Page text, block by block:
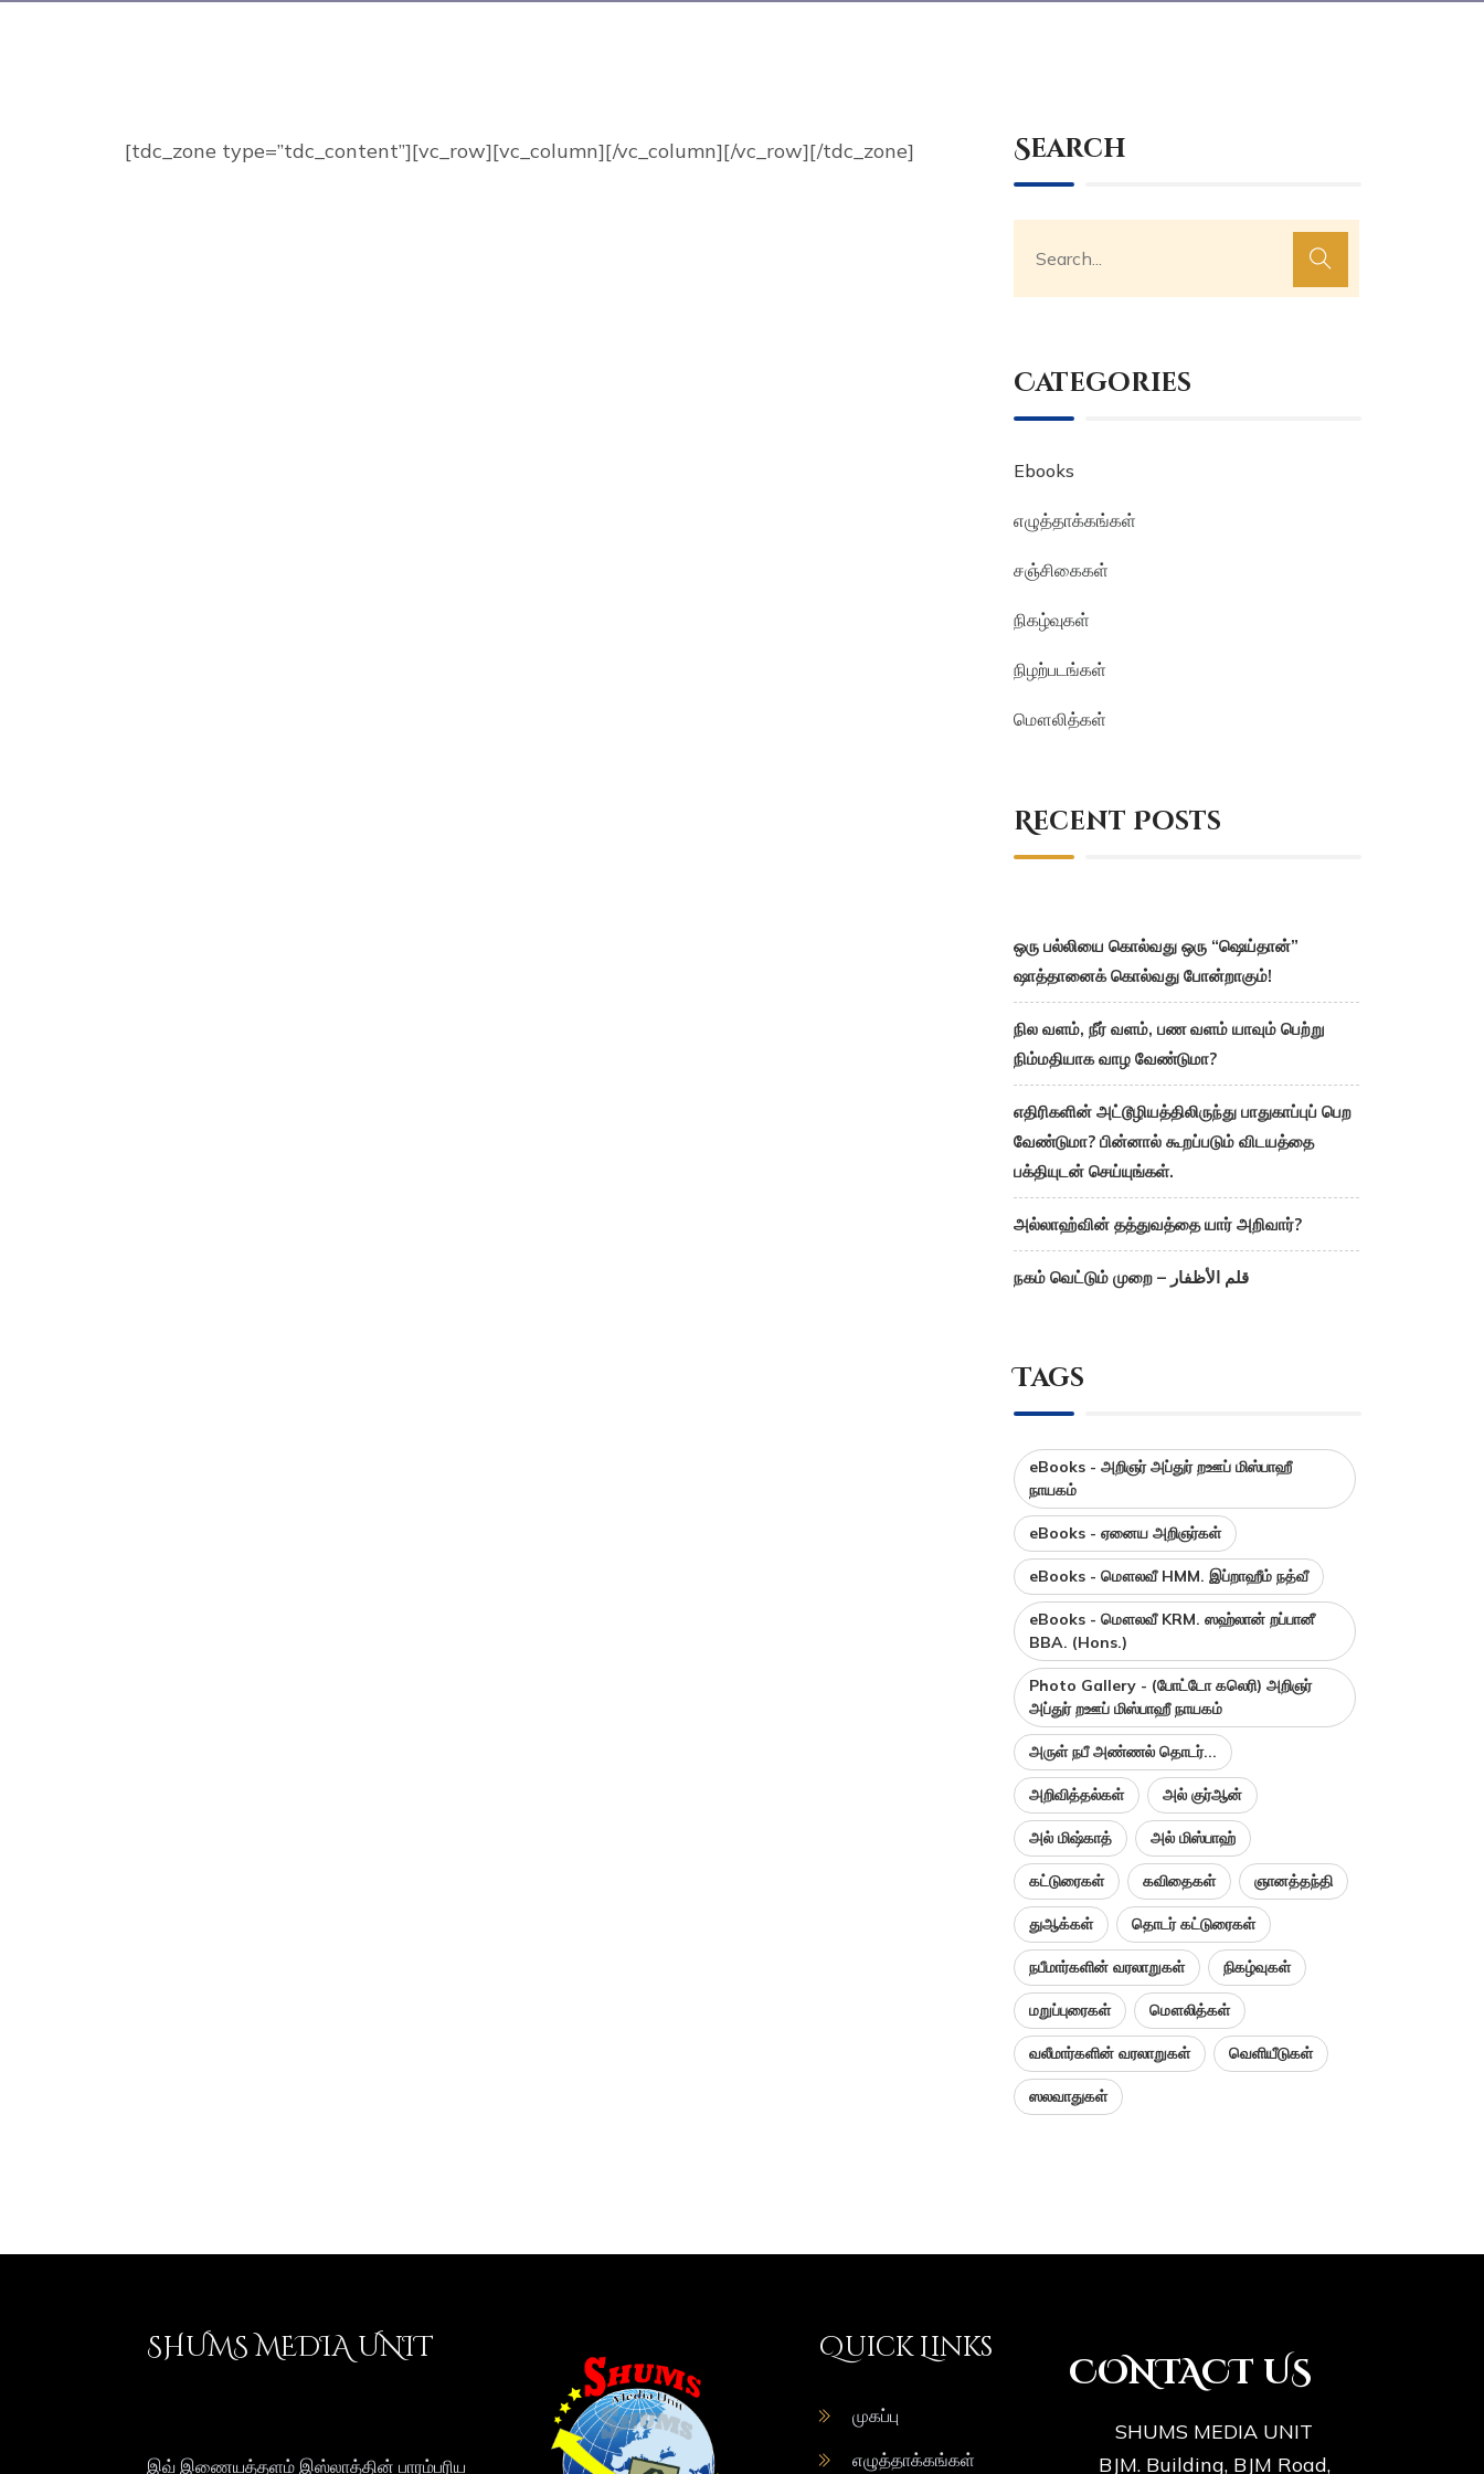
[tdc_zone type=”tdc_content”][vc_row][vc_column][/vc_column][/vc_row][/tdc_zone] Search
Categories
Ebooks
எழுத்தாக்கங்கள்
சஞ்சிகைகள்
நிகழ்வுகள்
நிழற்படங்கள்
மௌலித்கள்
Recent Posts
ஒரு பல்லியை கொல்வது ஒரு “ஷெய்தான்”
ஷாத்தானைக் கொல்வது போன்றாகும்!
நில வளம், நீர் வளம், பண வளம் யாவும் பெற்று
நிம்மதியாக வாழ வேண்டுமா?
எதிரிகளின் அட்டூழியத்திலிருந்து பாதுகாப்புப் பெற
வேண்டுமா? பின்னால் கூறப்படும் விடயத்தை
பக்தியுடன் செய்யுங்கள்.
அல்லாஹ்வின் தத்துவத்தை யார் அறிவார்?
நகம் வெட்டும் முறை – قلم الأظفار
Tags
eBooks - அறிஞர் அப்துர் றஊப் மிஸ்பாஹீ
நாயகம்
eBooks - ஏனைய அறிஞர்கள்
eBooks - மௌலவீ HMM. இப்றாஹீம் நத்வீ
eBooks - மௌலவீ KRM. ஸஹ்லான் றப்பானீ
BBA. (Hons.)
Photo Gallery - (போட்டோ கலெரி) அறிஞர்
அப்துர் றஊப் மிஸ்பாஹீ நாயகம்
அருள் நபீ அண்ணல் தொடர்...
அறிவித்தல்கள் அல் குர்ஆன்
அல் மிஷ்காத் அல் மிஸ்பாஹ்
கட்டுரைகள் கவிதைகள் ஞானத்தந்தி
துஆக்கள் தொடர் கட்டுரைகள்
நபீமார்களின் வரலாறுகள் நிகழ்வுகள்
மறுப்புரைகள் மௌலித்கள்
வலீமார்களின் வரலாறுகள் வெளியீடுகள்
ஸலவாதுகள்
SHUMS MEDIA UNIT
இவ் இணையத்தளம் இஸ்லாத்தின் பாரம்பரிய
Quick Links
முகப்பு
எழுத்தாக்கங்கள்
CONTACT US
SHUMS MEDIA UNIT
BJM. Building, BJM Road,